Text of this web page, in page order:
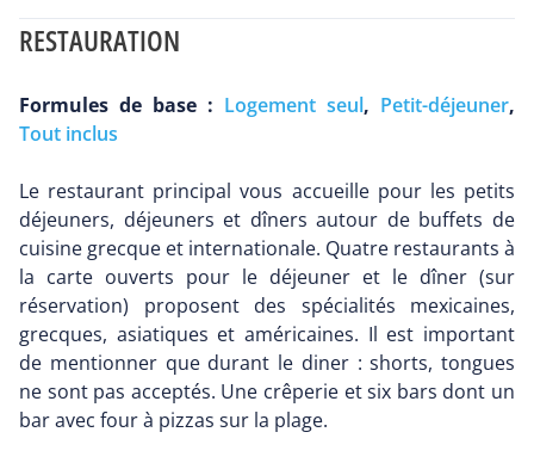
RESTAURATION
Formules de base : Logement seul, Petit-déjeuner,
Tout inclus
Le restaurant principal vous accueille pour les petits
déjeuners, déjeuners et dîners autour de buffets de
cuisine grecque et internationale. Quatre restaurants à
la carte ouverts pour le déjeuner et le dîner (sur
réservation) proposent des spécialités mexicaines,
grecques, asiatiques et américaines. Il est important
de mentionner que durant le diner : shorts, tongues
ne sont pas acceptés. Une crêperie et six bars dont un
bar avec four à pizzas sur la plage.